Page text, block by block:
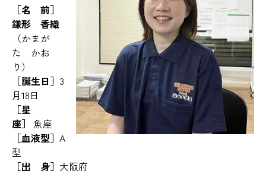
［名 前］
鎌形 香織
（かまが
た かお
り）
［誕生日］ 3
月18日
［星
座］ 魚座
［血液型］ A
型
［出 身］ 大阪府